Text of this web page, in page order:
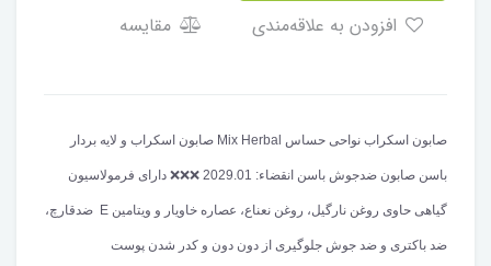
مقایسه
صابون اسکراب نواحی حساس Mix Herbal صابون اسکراب و لایه بردار
باسن صابون ضدجوش باسن انقضاء: 2029.01 ❌️❌️❌️ دارای فرمولاسیون
گیاهی حاوی روغن نارگیل، روغن نعناع، عصاره خاویار و ویتامین E ضدقارچ،
ضد باکتری و ضد جوش جلوگیری از دون دون و کدر شدن پوست